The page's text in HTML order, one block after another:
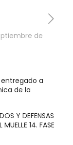
de
a
de la
Y DEFENSAS
14. FASE